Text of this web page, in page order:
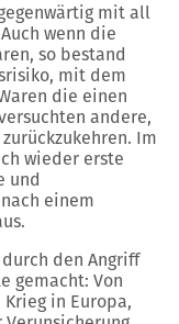
mit all
wenn die
so bestand
mit dem
die einen
andere,
Im
wieder erste
und
einem
den Angriff
gemacht: Von
in Europa,